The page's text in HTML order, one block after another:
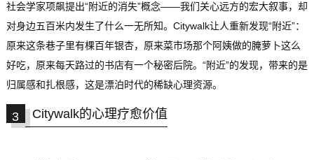
社会学家项飙提出“附近的消失”概念——我们关心远方的宏大叙事，却
对身边五百米内发生了什么一无所知。Citywalk让人重新发现“附近”：
原来这条巷子里有棵百年银杏，原来菜市场那个阿姨做的腌萝卜这么
好吃，原来每天路过的书店有一个秘密后院。“附近”的发现，带来的是
归属感和扎根感，这是漂泊时代的稀缺心理资源。
3 Citywalk的心理疗愈价值